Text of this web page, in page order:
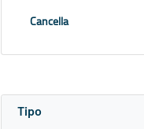
Cancella
Tipo